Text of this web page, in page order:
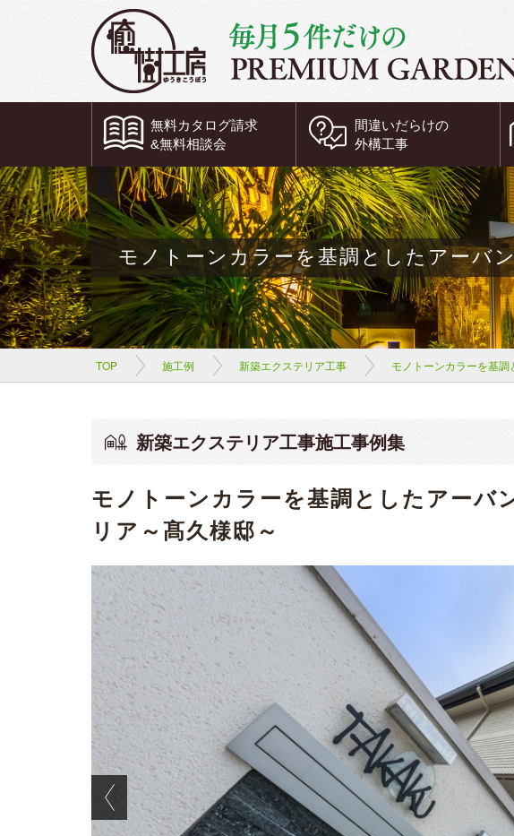
無料カタログ請求
&無料相談会
間違いだらけの
外構工事
モノトーンカラーを基調としたアーバ
TOP 施工例 新築エクステリア工事 モノトーンカラーを基
新築エクステリア工事施工事例集
モノトーンカラーを基調としたアーバ
リア～髙久様邸～